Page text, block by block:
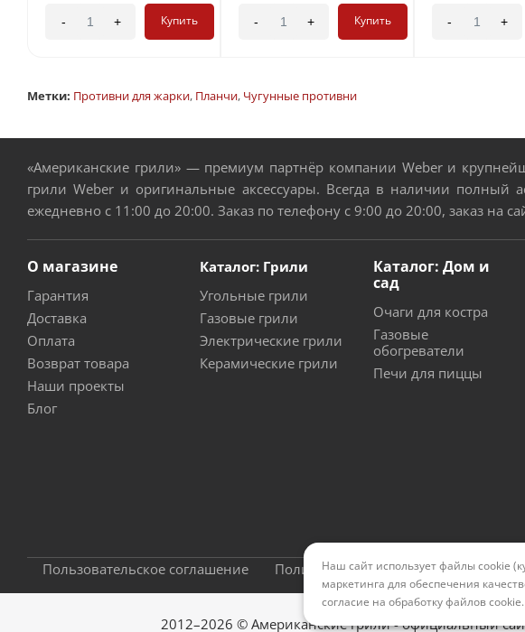
- + Купить - + Купить - +
Метки: Противни для жарки, Планчи, Чугунные противни
«Американские грили» — премиум партнёр компании Weber и
грили Weber и оригинальные аксессуары. Всегда в наличии полный
ежедневно с 11:00 до 20:00. Заказ по телефону с 9:00 до 20:00, заказ на
О магазине
Гарантия
Доставка
Оплата
Возврат товара
Наши проекты
Блог
Каталог: Грили
Угольные грили
Газовые грили
Электрические грили
Керамические грили
Каталог: Дом и
сад
Очаги для костра
Газовые
обогреватели
Печи для пиццы
Пользовательское соглашение Политика конфиденциальности
2012–2026 © Американские грили - официальный
Наш сайт использует файлы cookie
маркетинга для обеспечения
согласие на обработку файлов cookie.